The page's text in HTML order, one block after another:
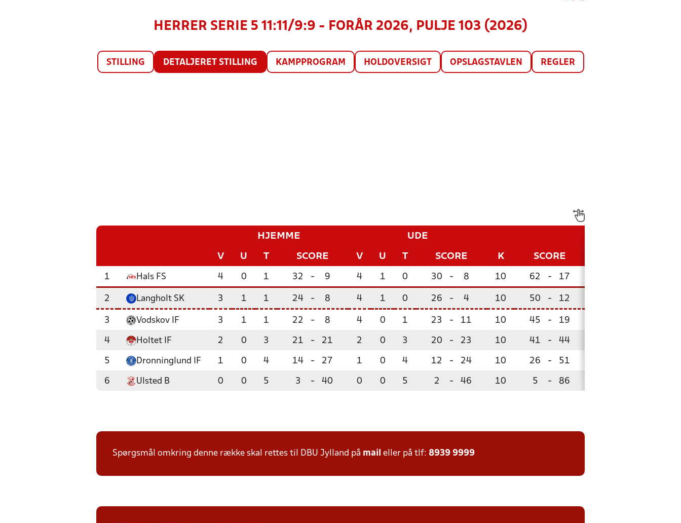
HERRER SERIE 5 11:11/9:9 - FORÅR 2026, PULJE 103 (2026)
STILLING DETALJERET STILLING KAMPPROGRAM HOLDOVERSIGT OPSLAGSTAVLEN REGLER
HJEMME UDE
V U T SCORE V U T SCORE K SCORE
1 Hals FS 4 0 1 32 - 9 4 1 0 30 - 8 10 62 - 17
2 Langholt SK 3 1 1 24 - 8 4 1 0 26 - 4 10 50 - 12
3 Vodskov IF 3 1 1 22 - 8 4 0 1 23 - 11 10 45 - 19
4 Holtet IF 2 0 3 21 - 21 2 0 3 20 - 23 10 41 - 44
5 Dronninglund IF 1 0 4 14 - 27 1 0 4 12 - 24 10 26 - 51
6 Ulsted B 0 0 5 3 - 40 0 0 5 2 - 46 10 5 - 86
Spørgsmål omkring denne række skal rettes til DBU Jylland på mail eller på tlf: 8939 9999